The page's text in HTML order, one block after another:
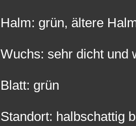
Halm: grün, ältere
Wuchs: sehr dicht und
Blatt: grün
Standort: halbschattig